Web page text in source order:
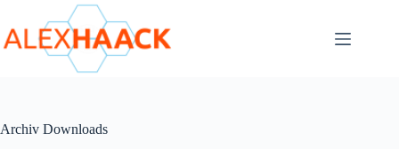
springen
Archiv Downloads